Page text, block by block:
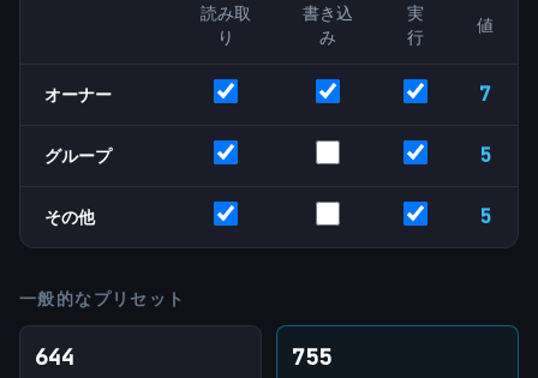
読み取
り
書き込
み
実
行
値
オーナー 7
グループ 5
その他 5
一般的なプリセット
644 755